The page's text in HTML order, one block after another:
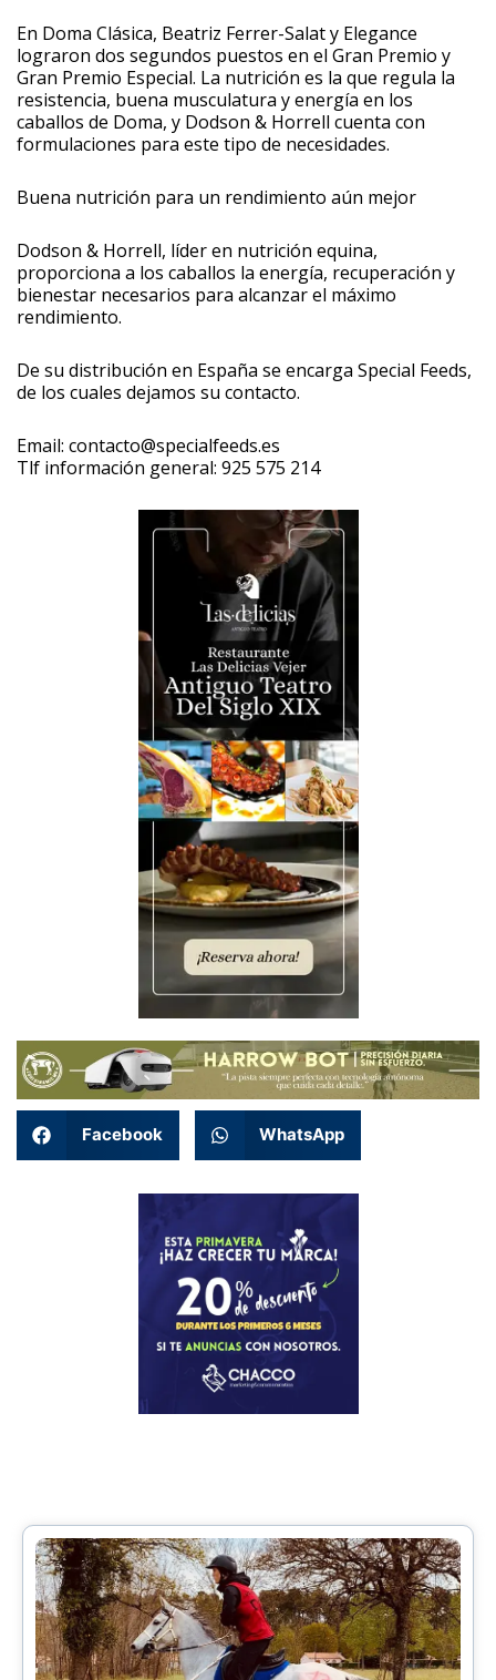
En Doma Clásica, Beatriz Ferrer-Salat y Elegance
lograron dos segundos puestos en el Gran Premio y
Gran Premio Especial. La nutrición es la que regula la
resistencia, buena musculatura y energía en los
caballos de Doma, y Dodson & Horrell cuenta con
formulaciones para este tipo de necesidades.
Buena nutrición para un rendimiento aún mejor
Dodson & Horrell, líder en nutrición equina,
proporciona a los caballos la energía, recuperación y
bienestar necesarios para alcanzar el máximo
rendimiento.
De su distribución en España se encarga Special Feeds,
de los cuales dejamos su contacto.
Email: contacto@specialfeeds.es
Tlf información general: 925 575 214
Facebook WhatsApp